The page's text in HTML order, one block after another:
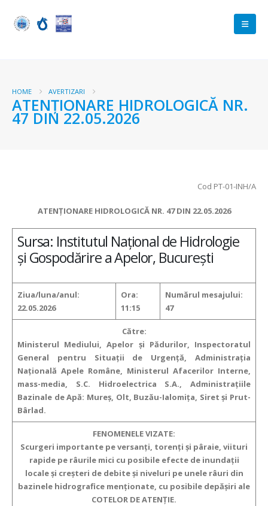
HOME AVERTIZARI
ATENŢIONARE HIDROLOGICĂ NR.
47 DIN 22.05.2026
Cod PT-01-INH/A
ATENŢIONARE HIDROLOGICĂ NR. 47 DIN 22.05.2026
Sursa: Institutul Național de Hidrologie
și Gospodărire a Apelor, București
Ziua/luna/anul:
22.05.2026
Ora:
11:15
Numărul mesajului:
47
Către:
Ministerul Mediului, Apelor şi Pădurilor, Inspectoratul
General pentru Situaţii de Urgenţă, Administraţia
Naţională Apele Române, Ministerul Afacerilor Interne,
mass-media, S.C. Hidroelectrica S.A., Administraţiile
Bazinale de Apă: Mureș, Olt, Buzău-Ialomiţa, Siret și Prut-
Bârlad.
FENOMENELE VIZATE:
Scurgeri importante pe versanţi, torenţi şi pâraie, viituri
rapide pe râurile mici cu posibile efecte de inundaţii
locale şi creşteri de debite şi niveluri pe unele râuri din
bazinele hidrografice menţionate, cu posibile depăşiri ale
COTELOR DE ATENŢIE.